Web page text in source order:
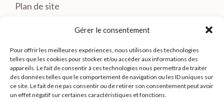
Gérer le consentement
Pour offrir les meilleures expériences, nous utilisons des technologies
telles que les cookies pour stocker et/ou accéder aux informations des
appareils. Le fait de consentir à ces technologies nous permettra de traiter
des données telles que le comportement de navigation ou les ID uniques sur
ce site. Le fait de ne pas consentir ou de retirer son consentement peut avoir
un effet négatif sur certaines caractéristiques et fonctions.
Plan de site